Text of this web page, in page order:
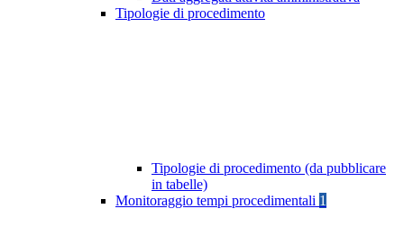
Tipologie di procedimento
Tipologie di procedimento (da pubblicare
in tabelle)
Monitoraggio tempi procedimentali 1